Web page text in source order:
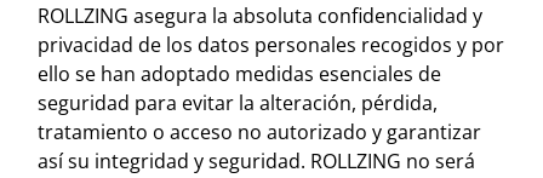
ROLLZING asegura la absoluta confidencialidad y
privacidad de los datos personales recogidos y por
ello se han adoptado medidas esenciales de
seguridad para evitar la alteración, pérdida,
tratamiento o acceso no autorizado y garantizar
así su integridad y seguridad. ROLLZING no será